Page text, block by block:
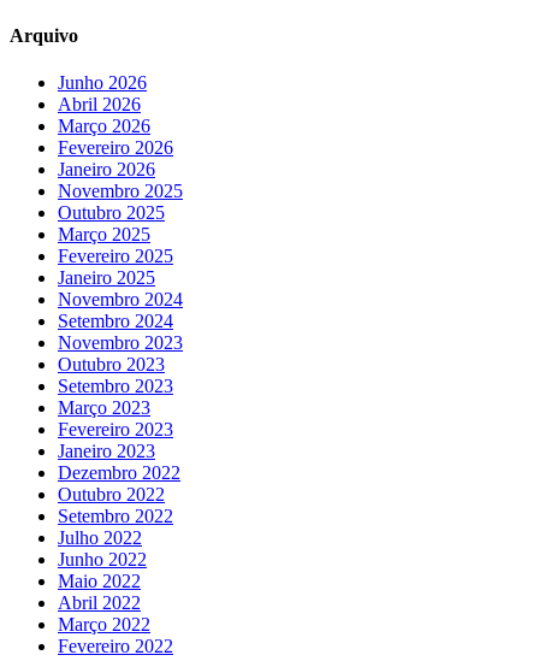
Arquivo
Junho 2026
Abril 2026
Março 2026
Fevereiro 2026
Janeiro 2026
Novembro 2025
Outubro 2025
Março 2025
Fevereiro 2025
Janeiro 2025
Novembro 2024
Setembro 2024
Novembro 2023
Outubro 2023
Setembro 2023
Março 2023
Fevereiro 2023
Janeiro 2023
Dezembro 2022
Outubro 2022
Setembro 2022
Julho 2022
Junho 2022
Maio 2022
Abril 2022
Março 2022
Fevereiro 2022